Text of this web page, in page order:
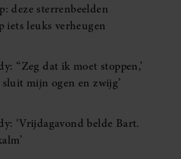
deze sterrenbeelden
iets leuks verheugen
‘‘Zeg dat ik moet stoppen,’
mijn ogen en zwijg’
‘Vrijdagavond belde Bart.